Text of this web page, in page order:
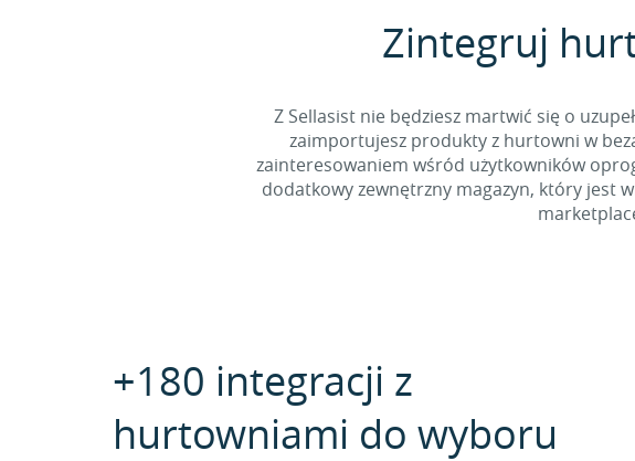
Zintegruj
Z Sellasist nie będziesz martwić się o
zaimportujesz produkty z hurtowni w
zainteresowaniem wśród użytkowników
dodatkowy zewnętrzny magazyn, który jest
+180 integracji z
hurtowniami do wyboru